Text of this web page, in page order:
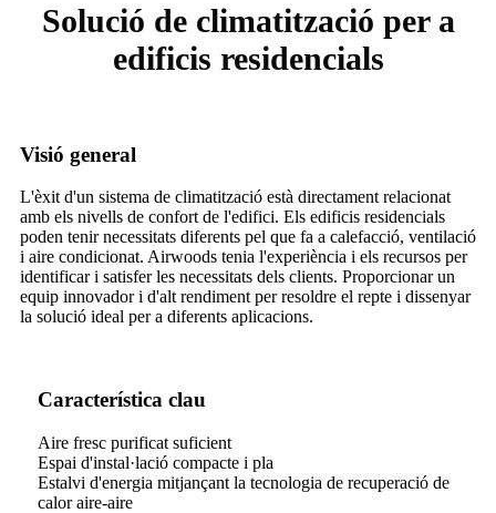
Solució de climatització per a
edificis residencials
Visió general
L'èxit d'un sistema de climatització està directament relacionat
amb els nivells de confort de l'edifici. Els edificis residencials
poden tenir necessitats diferents pel que fa a calefacció, ventilació
i aire condicionat. Airwoods tenia l'experiència i els recursos per
identificar i satisfer les necessitats dels clients. Proporcionar un
equip innovador i d'alt rendiment per resoldre el repte i dissenyar
la solució ideal per a diferents aplicacions.
Característica clau
Aire fresc purificat suficient
Espai d'instal·lació compacte i pla
Estalvi d'energia mitjançant la tecnologia de recuperació de
calor aire-aire